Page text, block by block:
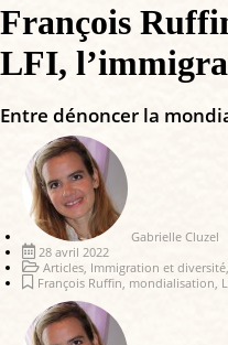
François
LFI,
Entre dénoncer la
Gabrielle Cluzel
28 avril 2022
Articles Immigration et diversité
François Ruffin mondialisation